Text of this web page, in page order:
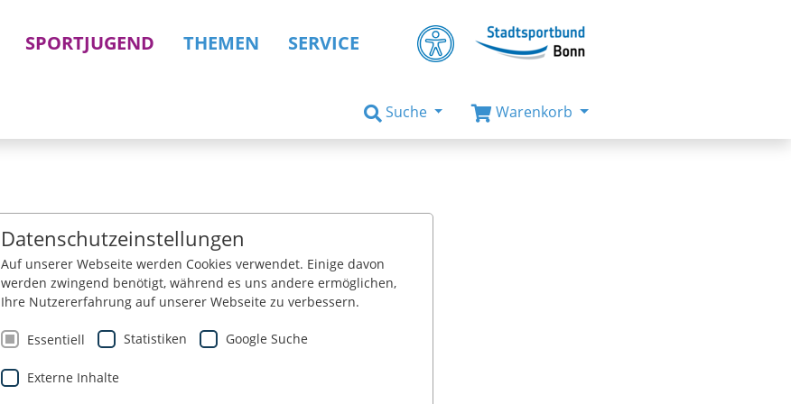
SPORTJUGEND THEMEN SERVICE
Suche Warenkorb
Datenschutzeinstellungen
Auf unserer Webseite werden Cookies verwendet. Einige davon
werden zwingend benötigt, während es uns andere ermöglichen,
Ihre Nutzererfahrung auf unserer Webseite zu verbessern.
Essentiell Statistiken Google Suche
Externe Inhalte